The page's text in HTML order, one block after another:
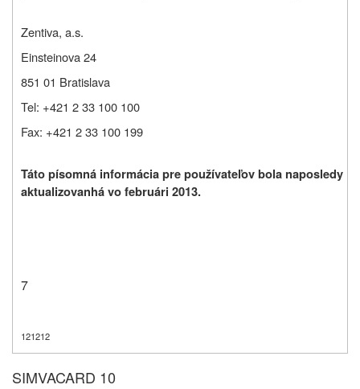
Zentiva, a.s.
Einsteinova 24
851 01 Bratislava
Tel: +421 2 33 100 100
Fax: +421 2 33 100 199
Táto písomná informácia pre používateľov bola naposledy
aktualizovanhá vo februári 2013.
7
121212
SIMVACARD 10